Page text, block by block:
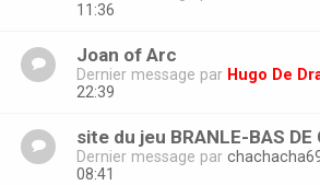
11:36
Joan of Arc
Dernier message par Hugo De
22:39
site du jeu BRANLE-BAS DE
Dernier message par
08:41